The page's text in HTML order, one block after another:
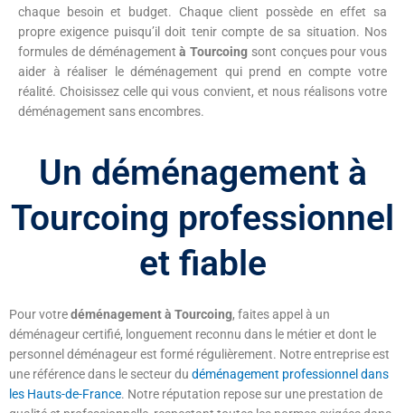
chaque besoin et budget. Chaque client possède en effet sa
propre exigence puisqu’il doit tenir compte de sa situation. Nos
formules de déménagementà Tourcoing sont conçues pour vous
aider à réaliser le déménagement qui prend en compte votre
réalité. Choisissez celle qui vous convient, et nous réalisons votre
déménagement sans encombres.
Un déménagement à
Tourcoing professionnel
et fiable
Pour votredéménagement à Tourcoing, faites appel à un
déménageur certifié, longuement reconnu dans le métier et dont le
personnel déménageur est formé régulièrement. Notre entreprise est
une référence dans le secteur du déménagement professionnel dans
les Hauts-de-France. Notre réputation repose sur une prestation de